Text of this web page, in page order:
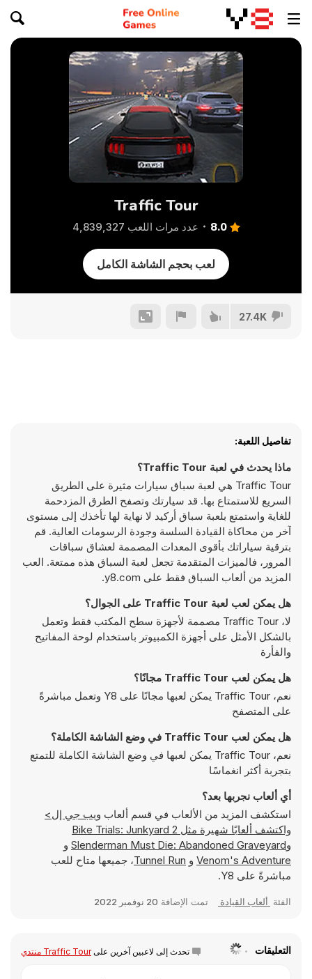
Traffic Tour
8.0 عدد مرات اللعب 4,839,327
لعب بحجم الشاشة الكامل
27.4K
تفاصيل اللعبة:
ماذا يحدث في لعبة Traffic Tour؟
Traffic Tour هي لعبة سباق سيارات مثيرة على الطريق
السريع للاستمتاع بها. قد سيارتك وتصفح الطرق المزدحمة
للغاية واستمتع بلعبة سباق أركيد لا نهاية لها تأخذك إلى مستوى
آخر من محاكاة القيادة السلسة وجودة الرسومات العالية. قم
بترقية سياراتك بأقوى المعدات المصممة لعشاق سباقات
المرور، فالميزات المتقدمة تجعل لعبة السباق هذه ممتعة. العب
المزيد من ألعاب السباق فقط على y8.com.
هل يمكن لعب لعبة Traffic Tour على الجوال؟
لا، Traffic Tour مصممة لأجهزة سطح المكتب فقط وتعمل
بالشكل الأمثل على أجهزة الكمبيوتر باستخدام لوحة المفاتيح
والفأرة
هل يمكن لعب Traffic Tour مجانًا؟
نعم، Traffic Tour يمكن لعبها مجانًا على Y8 وتعمل مباشرةً
على المتصفح
هل يمكن لعب Traffic Tour في وضع الشاشة الكاملة؟
نعم، Traffic Tour يمكن لعبها في وضع الشاشة الكاملة للتمتع
بتجربة أكثر انغماسًا
أي ألعاب نجربها بعد؟
استكشف المزيد من الألعاب في قسم ألعاب ويب جي إل>
واكتشف ألعابًا شهيرة مثل Bike Trials: Junkyard 2
وSlenderman Must Die: Abandoned Graveyard و
Venom's Adventure و Tunnel Run، جميعها متاح للعب
مباشرةً على Y8.
الفئة ألعاب القيادة تمت الإضافة 20 نوفمبر 2022
التعليقات تحدث إلى لاعبين آخرين علىTraffic Tour منتدي